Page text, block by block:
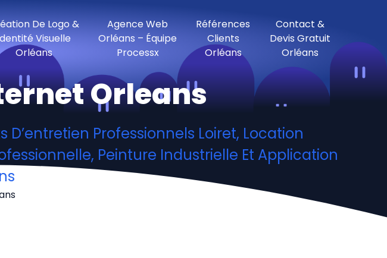
De Logo &
Visuelle
Orléans
Agence Web
Orléans – Équipe
Processx
Références
Clients
Orléans
Contact &
Devis Gratuit
Orléans
Orleans
Professionnels Loiret, Location
Peinture Industrielle Et Application